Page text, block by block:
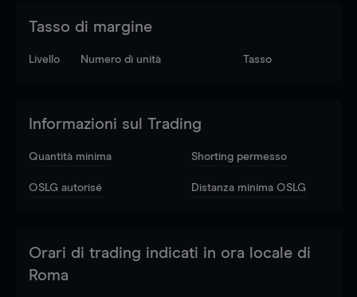
Tasso di margine
Livello Numero di unità Tasso
Informazioni sul Trading
Quantità minima Shorting permesso
OSLG autorisé Distanza minima OSLG
Orari di trading indicati in ora locale di
Roma